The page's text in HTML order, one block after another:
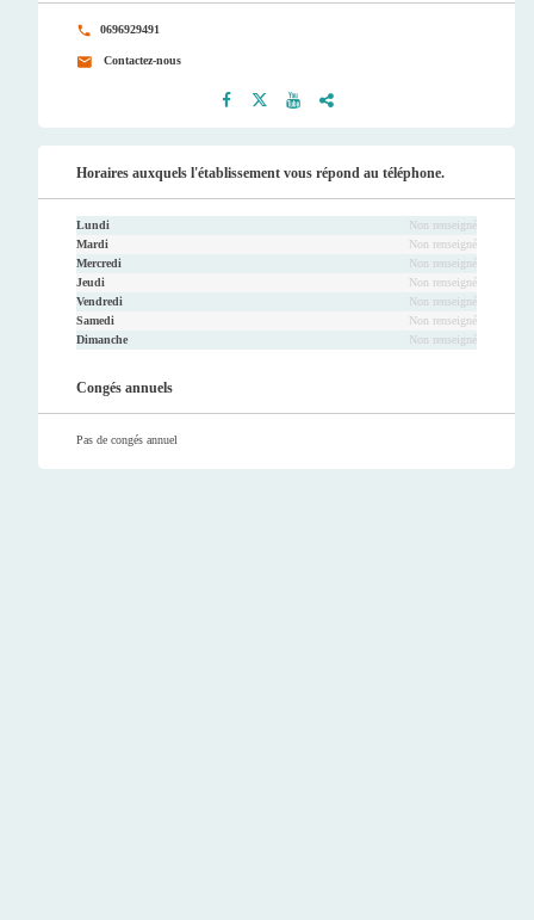
0696929491
Contactez-nous
ook
er
be
ram
Horaires auxquels l'établissement vous répond au téléphone.
Lundi
Non renseigné
Mardi
Non renseigné
Mercredi
Non renseigné
Jeudi
Non renseigné
Vendredi
Non renseigné
Samedi
Non renseigné
Dimanche
Non renseigné
Congés annuels
Pas de congés annuel